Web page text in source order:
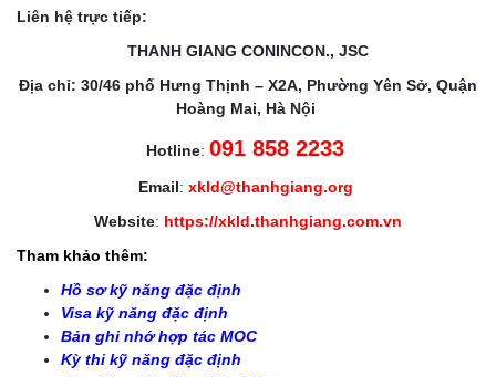
Liên hệ trực tiếp:
THANH GIANG CONINCON., JSC
Địa chỉ: 30/46 phố Hưng Thịnh – X2A, Phường Yên Sở, Quận
Hoàng Mai, Hà Nội
Hotline: 091 858 2233
Email: xkld@thanhgiang.org
Website: https://xkld.thanhgiang.com.vn
Tham khảo thêm:
Hồ sơ kỹ năng đặc định
Visa kỹ năng đặc định
Bản ghi nhớ hợp tác MOC
Kỳ thi kỹ năng đặc định